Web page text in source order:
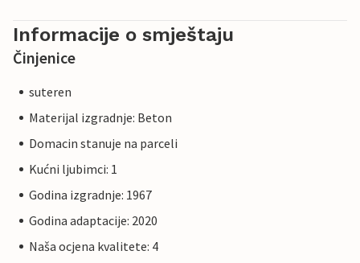
Informacije o smještaju
Činjenice
suteren
Materijal izgradnje: Beton
Domacin stanuje na parceli
Kućni ljubimci: 1
Godina izgradnje: 1967
Godina adaptacije: 2020
Naša ocjena kvalitete: 4